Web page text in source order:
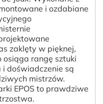
i ozdabiane
zaklęty w pięknej,
osiąga rangę sztuki
doświadczenie są
mistrzów.
EPOS to prawdziwe